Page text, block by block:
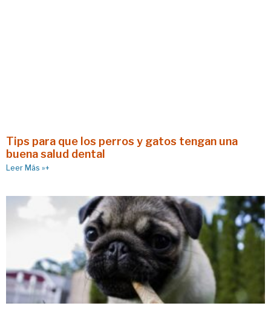
Tips para que los perros y gatos tengan una
buena salud dental
Leer Más »+